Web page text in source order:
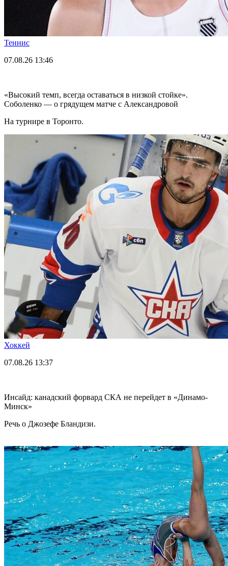
Теннис
07.08.26 13:46
«Высокий темп, всегда оставаться в низкой стойке».
Соболенко — о грядущем матче с Александровой
На турнире в Торонто.
Хоккей
07.08.26 13:37
Инсайд: канадский форвард СКА не перейдет в «Динамо-
Минск»
Речь о Джозефе Бландизи.